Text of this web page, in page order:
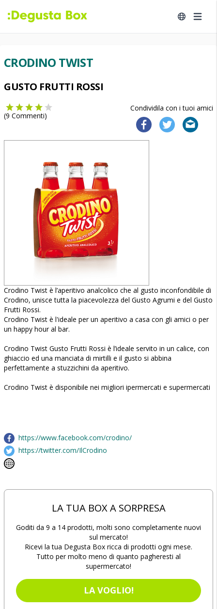
CRODINO TWIST
GUSTO FRUTTI ROSSI
Condividila con i tuoi amici
(9 Commenti)
Crodino Twist è l’aperitivo analcolico che al gusto inconfondibile di
Crodino, unisce tutta la piacevolezza del Gusto Agrumi e del Gusto
Frutti Rossi.
Crodino Twist è l'ideale per un aperitivo a casa con gli amici o per
un happy hour al bar.
Crodino Twist Gusto Frutti Rossi è l’ideale servito in un calice, con
ghiaccio ed una manciata di mirtilli e il gusto si abbina
perfettamente a stuzzichini da aperitivo.
Crodino Twist è disponibile nei migliori ipermercati e supermercati
https://www.facebook.com/crodino/
https://twitter.com/IlCrodino
LA TUA BOX A SORPRESA
Goditi da 9 a 14 prodotti, molti sono completamente nuovi
sul mercato!
Ricevi la tua Degusta Box ricca di prodotti ogni mese.
Tutto per molto meno di quanto pagheresti al
supermercato!
LA VOGLIO!